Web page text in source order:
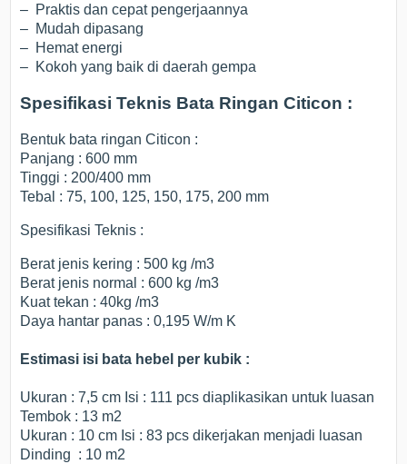
– Praktis dan cepat pengerjaannya
– Mudah dipasang
– Hemat energi
– Kokoh yang baik di daerah gempa
Spesifikasi Teknis Bata Ringan Citicon :
Bentuk bata ringan Citicon :
Panjang : 600 mm
Tinggi : 200/400 mm
Tebal : 75, 100, 125, 150, 175, 200 mm
Spesifikasi Teknis :
Berat jenis kering : 500 kg /m3
Berat jenis normal : 600 kg /m3
Kuat tekan : 40kg /m3
Daya hantar panas : 0,195 W/m K
Estimasi isi bata hebel per kubik :
Ukuran : 7,5 cm Isi : 111 pcs diaplikasikan untuk luasan
Tembok : 13 m2
Ukuran : 10 cm Isi : 83 pcs dikerjakan menjadi luasan
Dinding : 10 m2